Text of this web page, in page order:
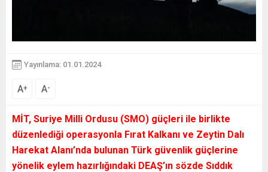
Yayınlama: 01.01.2024
A+ A-
MİT, Suriye Milli Ordusu (SMO) güçleri ile birlikte
düzenlediği operasyonla Fırat Kalkanı ve Zeytin Dalı
Harekat Alanı’nda bulunan Türk güvenlik güçlerine
yönelik eylem hazırlığındaki DEAŞ’ın sözde Sıddık